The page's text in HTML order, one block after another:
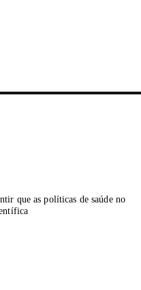
que as políticas de saúde no